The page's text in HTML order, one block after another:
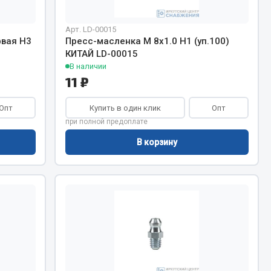
Запчасти КамАЗ
Система питания
Система выпуска газа
Система охлаждения
Сцепление
Коробка передач
Запчасти HOWO
H3
Арт. LD-00015
Пресс-масленка М 8х1.0 H1 (уп.100)
КИТАЙ LD-00015
В наличии
11 ₽
Купить в один клик Опт
при полной предоплате
В корзину